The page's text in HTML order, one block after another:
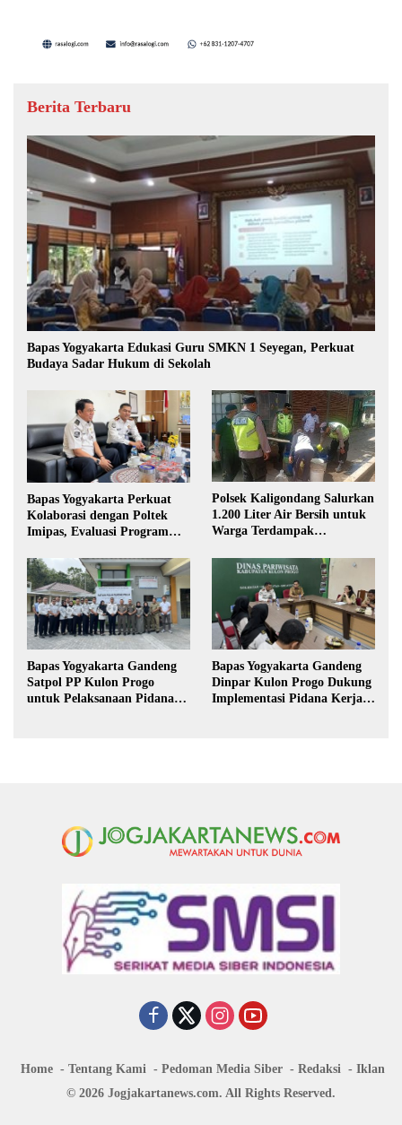
Berita Terbaru
Bapas Yogyakarta Edukasi Guru SMKN 1 Seyegan, Perkuat
Budaya Sadar Hukum di Sekolah
Bapas Yogyakarta Perkuat
Kolaborasi dengan Poltek
Imipas, Evaluasi Program
Polsek Kaligondang Salurkan
1.200 Liter Air Bersih untuk
Warga Terdampak
Bapas Yogyakarta Gandeng
Satpol PP Kulon Progo
untuk Pelaksanaan Pidana
Bapas Yogyakarta Gandeng
Dinpar Kulon Progo Dukung
Implementasi Pidana Kerja
Home Tentang Kami Pedoman Media Siber Redaksi
Iklan
© 2026 Jogjakartanews.com. All Rights Reserved.